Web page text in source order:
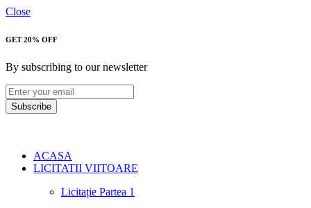
Close
GET 20% OFF
By subscribing to our newsletter
Subscribe
ACASA
LICITATII VIITOARE
Licitație Partea 1